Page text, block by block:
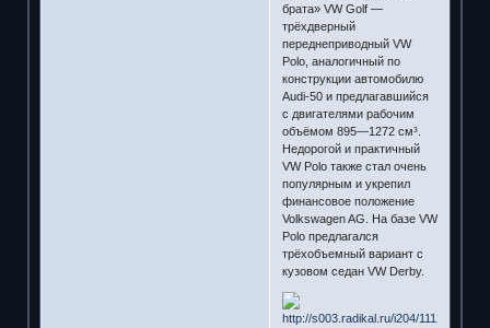
брата» VW Golf —
трёхдверный
переднеприводный VW
Polo, аналогичный по
конструкции автомобилю
Audi-50 и предлагавшийся
с двигателями рабочим
объёмом 895—1272 см³.
Недорогой и практичный
VW Polo также стал очень
популярным и укрепил
финансовое положение
Volkswagen AG. На базе VW
Polo предлагался
трёхобъемный вариант с
кузовом седан VW Derby.